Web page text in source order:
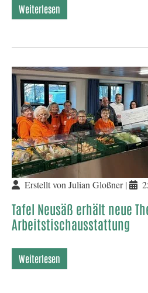
Weiterlesen
Erstellt von Julian Gloßner |
Tafel Neusäß erhält neue
Arbeitstischausstattung
Weiterlesen